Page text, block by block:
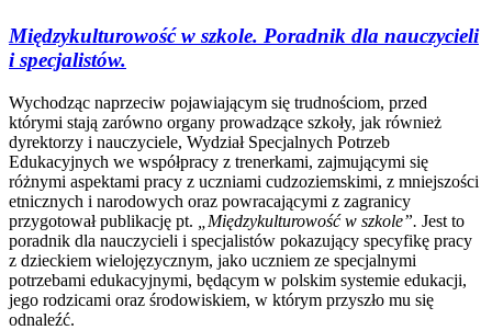
Międzykulturowość w szkole. Poradnik dla nauczycieli
i specjalistów.
Wychodząc naprzeciw pojawiającym się trudnościom, przed
którymi stają zarówno organy prowadzące szkoły, jak również
dyrektorzy i nauczyciele, Wydział Specjalnych Potrzeb
Edukacyjnych we współpracy z trenerkami, zajmującymi się
różnymi aspektami pracy z uczniami cudzoziemskimi, z mniejszości
etnicznych i narodowych oraz powracającymi z zagranicy
przygotował publikację pt.
„Międzykulturowość w szkole”. Jest to
poradnik dla nauczycieli i specjalistów pokazujący specyfikę pracy
z dzieckiem wielojęzycznym, jako uczniem ze specjalnymi
potrzebami edukacyjnymi, będącym w polskim systemie edukacji,
jego rodzicami oraz środowiskiem, w którym przyszło mu się
odnaleźć.